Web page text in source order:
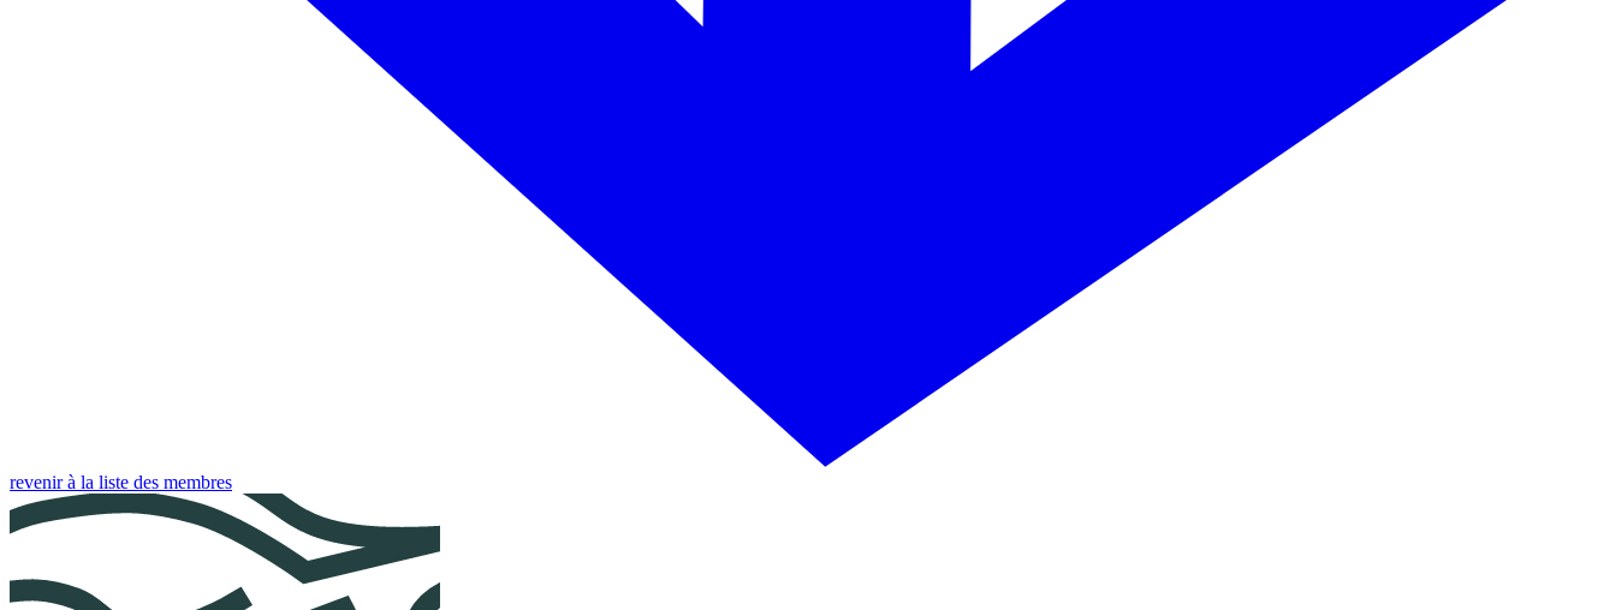
revenir à la liste des membres